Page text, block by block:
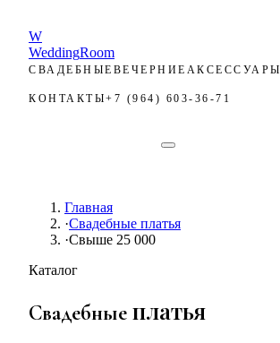
W
WeddingRoom
СВАДЕБНЫЕ ВЕЧЕРНИЕ АКСЕССУАРЫ
КОНТАКТЫ+7 (964) 603-36-71
Главная
·Свадебные платья
·Свыше 25 000
Каталог
Свадебные платья